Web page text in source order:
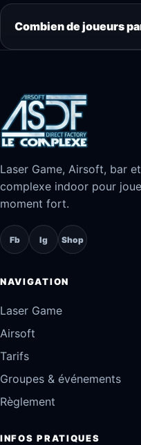
Combien de joueurs
Laser Game, Airsoft, bar
complexe indoor pour
moment fort.
Fb Ig Shop
NAVIGATION
Laser Game
Airsoft
Tarifs
Groupes & événements
Règlement
INFOS PRATIQUES